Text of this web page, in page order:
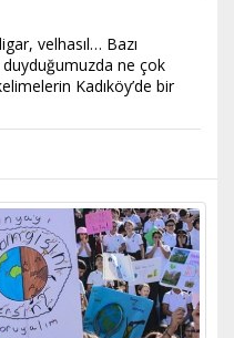
velhasıl… Bazı
ne çok
Kadıköy’de bir